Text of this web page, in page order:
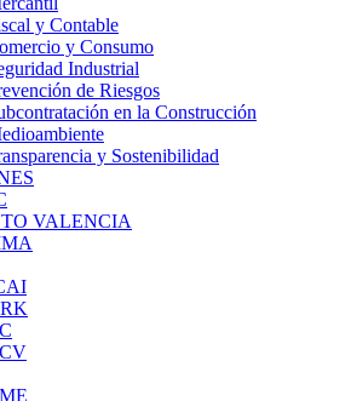
y Contable
y Consumo
Industrial
de Riesgos
en la Construcción
y Sostenibilidad
VALENCIA